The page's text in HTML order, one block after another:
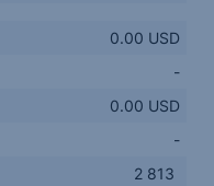
0.00 USD
-
0.00 USD
-
2 813